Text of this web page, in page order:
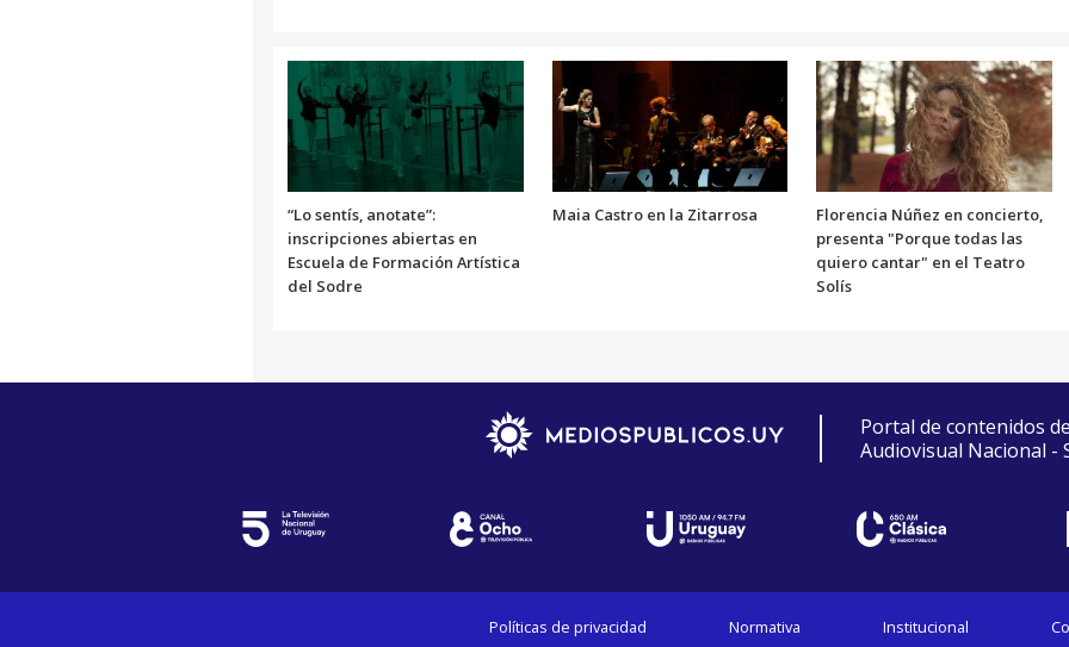
“Lo sentís, anotate”:
inscripciones abiertas en
Escuela de Formación Artística
del Sodre
Maia Castro en la Zitarrosa
Florencia Núñez en concierto,
presenta "Porque todas las
quiero cantar" en el Teatro
Solís
Portal de contenidos
Audiovisual Nacional -
Políticas de privacidad Normativa Institucional